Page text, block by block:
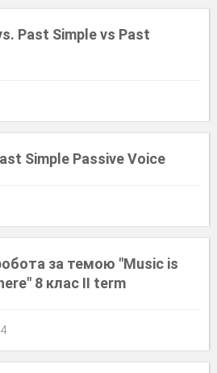
Past Simple vs Past
Simple Passive Voice
за темою "Music is
8 клас II term